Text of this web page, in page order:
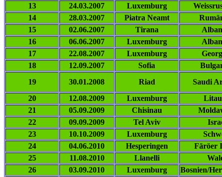
13
24.03.2007 Luxemburg
14
28.03.2007 Piatra Neamt
15
02.06.2007 Tirana
16
06.06.2007 Luxemburg
17
22.08.2007 Luxemburg
18
12.09.2007 Sofia
19
30.01.2008 Riad
Saudi
20
12.08.2009 Luxemburg
21
05.09.2009 Chisinau
22
09.09.2009 Tel Aviv
23
10.10.2009 Luxemburg
24
04.06.2010 Hesperingen
Färöer
25
11.08.2010 Llanelli
26
03.09.2010 Luxemburg
Bosnien/